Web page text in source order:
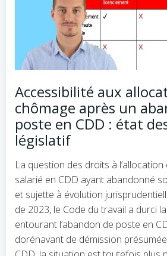
Accessibilité aux
chômage après un
poste en CDD : état
législatif
La question des droits à
salarié en CDD ayant abandonné
et sujette à évolution
de 2023, le Code du travail a durci
entourant l’abandon de poste en
dorénavant de démission